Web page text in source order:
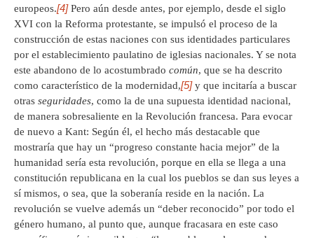
europeos.[4]Pero aún desde antes, por ejemplo, desde el siglo
XVI con la Reforma protestante, se impulsó el proceso de la
construcción de estas naciones con sus identidades particulares
por el establecimiento paulatino de iglesias nacionales. Y se nota
este abandono de lo acostumbrado común, que se ha descrito
como característico de la modernidad,[5]y que incitaría a buscar
otras seguridades, como la de una supuesta identidad nacional,
de manera sobresaliente en la Revolución francesa. Para evocar
de nuevo a Kant: Según él, el hecho más destacable que
mostraría que hay un “progreso constante hacia mejor” de la
humanidad sería esta revolución, porque en ella se llega a una
constitución republicana en la cual los pueblos se dan sus leyes a
sí mismos, o sea, que la soberanía reside en la nación. La
revolución se vuelve además un “deber reconocido” por todo el
género humano, al punto que, aunque fracasara en este caso